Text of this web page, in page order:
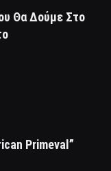
Θα Δούμε Στο
Primeval”